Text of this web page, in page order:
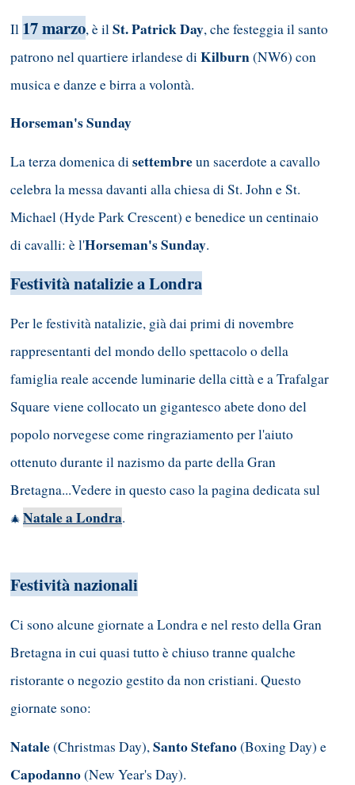
Il 17 marzo, è il St. Patrick Day, che festeggia il santo
patrono nel quartiere irlandese di Kilburn(NW6) con
musica e danze e birra a volontà.
Horseman's Sunday
La terza domenica disettembreun sacerdote a cavallo
celebra la messa davanti alla chiesa di St. John e St.
Michael (Hyde Park Crescent) e benedice un centinaio
di cavalli: è l'Horseman's Sunday.
Festività natalizie a Londra
Per le festività natalizie, già dai primi di novembre
rappresentanti del mondo dello spettacolo o della
famiglia reale accende luminarie della città e a Trafalgar
Square viene collocato un gigantesco abete dono del
popolo norvegese come ringraziamento per l'aiuto
ottenuto durante il nazismo da parte della Gran
Bretagna...Vedere in questo caso la pagina dedicata sul
🎄 Natale a Londra.
Festività nazionali
Ci sono alcune giornate a Londra e nel resto della Gran
Bretagna in cui quasi tutto è chiuso tranne qualche
ristorante o negozio gestito da non cristiani. Questo
giornate sono:
Natale(Christmas Day),Santo Stefano(Boxing Day) e
Capodanno(New Year's Day).